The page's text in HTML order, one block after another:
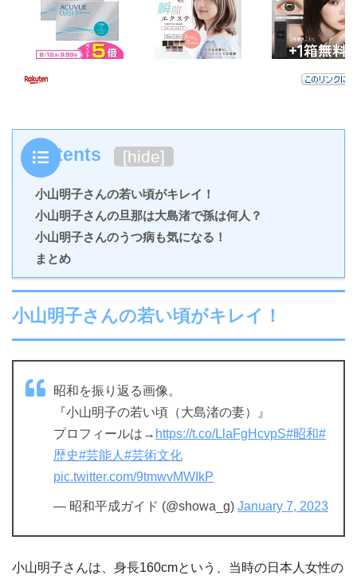
Contents [hide]
小山明子さんの若い頃がキレイ！
小山明子さんの旦那は大島渚で孫は何人？
小山明子さんのうつ病も気になる！
まとめ
小山明子さんの若い頃がキレイ！
昭和を振り返る画像。
『小山明子の若い頃（大島渚の妻）』
プロフィールは→ https://t.co/LlaFgHcvpS#昭和#
歴史#芸能人 #芸術文化
pic.twitter.com/9tmwvMWIkP
— 昭和平成ガイド (@showa_g) January 7, 2023
小山明子さんは、身長160cmという、当時の日本人女性の